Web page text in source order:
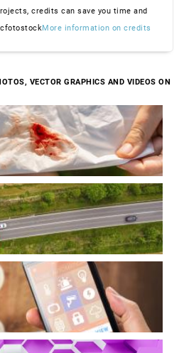
credits can save you time and
More information on credits
VECTOR GRAPHICS AND VIDEOS ON